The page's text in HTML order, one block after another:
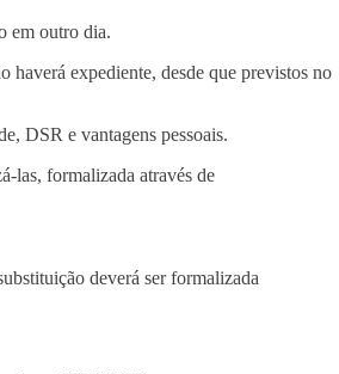
em outro dia.
haverá expediente, desde que previstos no
DSR e vantagens pessoais.
las, formalizada através de
deverá ser formalizada